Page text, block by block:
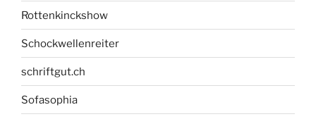
Rottenkinckshow
Schockwellenreiter
schriftgut.ch
Sofasophia